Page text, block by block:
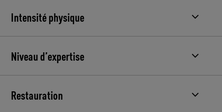
Intensité physique
Niveau d’expertise
Restauration